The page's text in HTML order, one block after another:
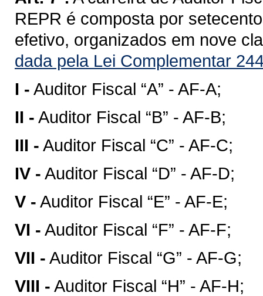
REPR é composta por
efetivo, organizados em nove
dada pela Lei Complementar
I - Auditor Fiscal “A” - AF-A;
II - Auditor Fiscal “B” - AF-B;
III - Auditor Fiscal “C” - AF-C;
IV - Auditor Fiscal “D” - AF-D;
V - Auditor Fiscal “E” - AF-E;
VI - Auditor Fiscal “F” - AF-F;
VII - Auditor Fiscal “G” - AF-G;
VIII - Auditor Fiscal “H” - AF-H;